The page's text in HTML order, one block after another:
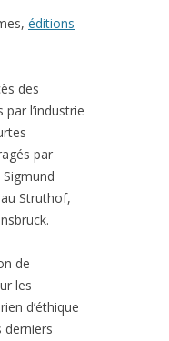
éditions
des
l’industrie
par
Struthof,
de
les
d’éthique
derniers